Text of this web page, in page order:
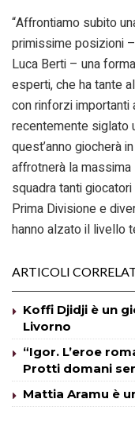
“Affrontiamo subito
primissime posizioni
Luca Berti – una
esperti, che ha tante
con rinforzi importanti
recentemente siglato
quest’anno giocherà
affrotnerà la
squadra tanti
Prima Divisione e
hanno alzato il livello
ARTICOLI
Koffi Djidji è un
Livorno
“Igor. L’eroe
Protti domani
Mattia Aramu è